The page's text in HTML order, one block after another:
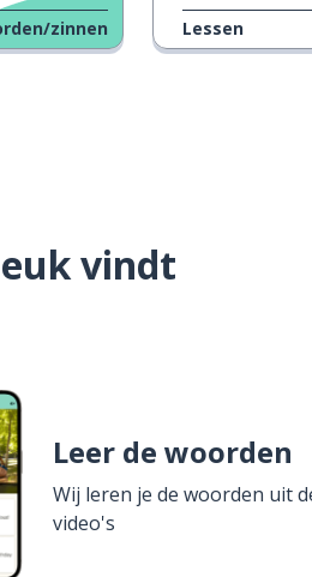
zinnen Lessen
vindt
Leer de woorden
Wij leren je de woorden uit
video's